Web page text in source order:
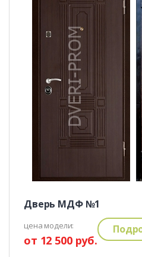
Дверь МДФ №1
цена модели:
от 12 500 руб.